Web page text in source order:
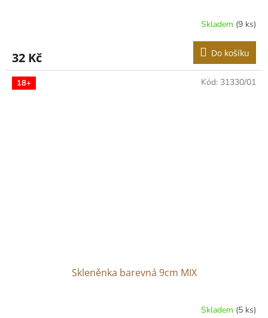
Skladem (9 ks)
32 Kč Do košíku
18+
Skleněnka barevná 9cm MIX
Skladem (5 ks)
Kód: 31330/01